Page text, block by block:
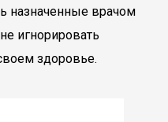
назначенные врачом
игнорировать
здоровье.